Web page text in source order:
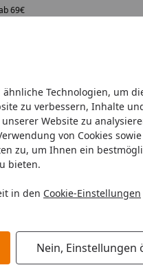
ähnliche Technologien, um
zu verbessern, Inhalte
Website zu
von Cookies
zu, um Ihnen ein
bieten.
in den Cookie-Einstellungen
Nein, Einstellungen
69€
Sommerhits
Aquarienfilter,
Mittelgrundpflanzen